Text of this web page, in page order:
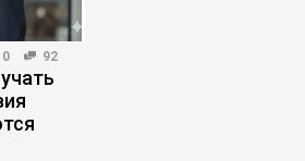
92